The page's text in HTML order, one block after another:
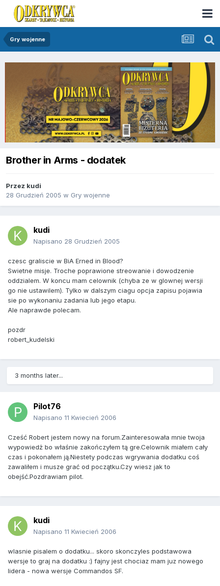
Gry wojenne
Brother in Arms - dodatek
Przez kudi
28 Grudzień 2005 w Gry wojenne
kudi
Napisano 28 Grudzień 2005
czesc graliscie w BiA Erned in Blood?
Swietne misje. Troche poprawione streowanie i dowodzenie
oddzialem. W koncu mam celownik (chyba ze w glownej wersji
go nie ustawilem). Tylko w dalszym ciagu opcja zapisu pojawia
sie po wykonaniu zadania lub jego etapu.
Ale naprawde polecam.
pozdr
robert_kudelski
3 months later...
Pilot76
Napisano 11 Kwiecień 2006
Cześć Robert jestem nowy na forum.Zainteresowała mnie twoja
wypowiedż bo właśnie zakończyłem tą gre.Celownik miałem cały
czas i pokonałem ją.Niestety podczas wgrywania dodatku coś
zawaliłem i musze grać od początku.Czy wiesz jak to
obejść.Pozdrawiam pilot.
kudi
Napisano 11 Kwiecień 2006
wlasnie pisalem o dodatku... skoro skonczyles podstawowa
wersje to graj na dodatku :) fajny jest chociaz mam juz nowego
lidera - nowa wersje Commandos SF.